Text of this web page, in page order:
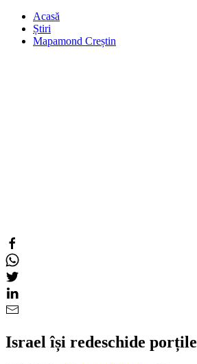
Acasă
Știri
Mapamond Creștin
Israel își redeschide porțile